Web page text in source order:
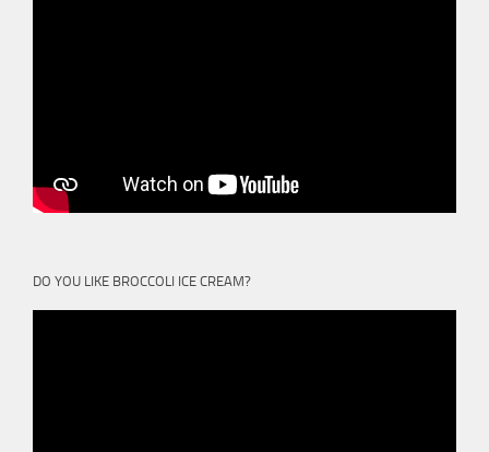
DO YOU LIKE BROCCOLI ICE CREAM?